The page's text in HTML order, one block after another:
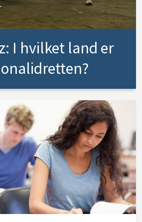
I hvilket land er